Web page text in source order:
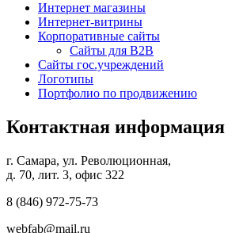
Интернет магазины
Интернет-витрины
Корпоративные сайты
Сайты для B2B
Сайты гос.учреждений
Логотипы
Портфолио по продвижению
Контактная информация
г. Самара, ул. Революционная,
д. 70, лит. 3, офис 322
8 (846) 972-75-73
webfab@mail.ru